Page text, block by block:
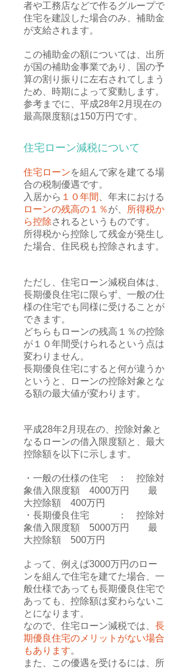
者や工務店などで作るグループで
住宅を建設した場合のみ、補助金
が支給されます。
この補助金の額については、出所
が国の補助金事業であり、国の予
算の割り振りに左右されてしまう
ため、時期によって変動します。
参考までに、平成28年2月現在の
最高限度額は150万円です。
住宅ローン減税について
住宅ローンを組んで家を建てる場
合の税制優遇です。
入居から １０年間
、年末における
ローンの残高の１％が、
所得税か
ら控除されるというものです。
所得税から控除して残金が発生し
た場合、住民税も控除されます。
ただし、住宅ローン減税自体は、
長期優良住宅に限らず、一般の仕
様の住宅でも同様に受けることが
できます。
どちらもローンの残高１％の控除
が１０年間受けられるという点は
変わりません。
長期優良住宅にすると何が違うか
というと、ローンの控除対象とな
る額の最大値が変わります。
平成28年2月現在の、控除対象と
なるローンの借入限度額と、最大
控除額を以下に示します。
・一般の仕様の住宅 ： 控除対
象借入限度額 4000万円 最
大控除額 400万円
・長期優良住宅 ： 控除対
象借入限度額 5000万円 最
大控除額 500万円
よって、例えば3000万円のロー
ンを組んで住宅を建てた場合、一
般仕様であっても長期優良住宅で
あっても、控除額は変わらないこ
とになります。
なので、住宅ローン減税では、 長
期優良住宅のメリットがない場合
もあります。
また、この優遇を受けるには、所